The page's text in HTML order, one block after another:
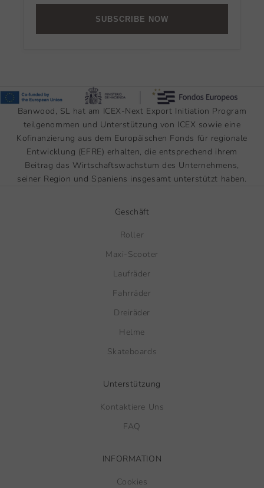
SUBSCRIBE NOW
Banwood, SL hat am ICEX-Next Export Initiation Program
teilgenommen und Unterstützung von ICEX sowie eine
Kofinanzierung aus dem Europäischen Fonds für regionale
Entwicklung (EFRE) erhalten, die entsprechend ihrem
Beitrag das Wirtschaftswachstum des Unternehmens,
seiner Region und Spaniens insgesamt unterstützt haben.
Geschäft
Roller
Maxi-Scooter
Laufräder
Fahrräder
Dreiräder
Helme
Skateboards
Unterstützung
Kontaktiere Uns
FAQ
INFORMATION
Cookies